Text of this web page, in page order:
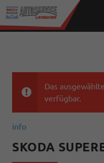
Das
verfügbar.
info
SKODA